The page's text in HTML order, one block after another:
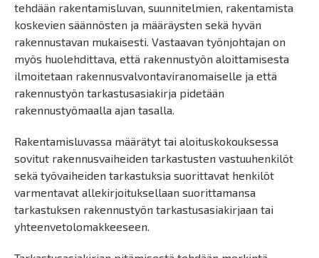
tehdään rakentamisluvan, suunnitelmien, rakentamista
koskevien säännösten ja määräysten sekä hyvän
rakennustavan mukaisesti. Vastaavan työnjohtajan on
myös huolehdittava, että rakennustyön aloittamisesta
ilmoitetaan rakennusvalvontaviranomaiselle ja että
rakennustyön tarkastusasiakirja pidetään
rakennustyömaalla ajan tasalla.
Rakentamisluvassa määrätyt tai aloituskokouksessa
sovitut rakennusvaiheiden tarkastusten vastuuhenkilöt
sekä työvaiheiden tarkastuksia suorittavat henkilöt
varmentavat allekirjoituksellaan suorittamansa
tarkastuksen rakennustyön tarkastusasiakirjaan tai
yhteenvetolomakkeeseen.